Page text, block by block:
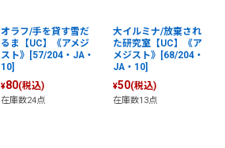
オラフ/手を貸す雪だ
るま【UC】《アメジ
スト》[57/204・JA・
10]
¥80(税込)
在庫数24点
大イルミナ/放棄され
た研究室【UC】《ア
メジスト》[68/204・
JA・10]
¥50(税込)
在庫数13点